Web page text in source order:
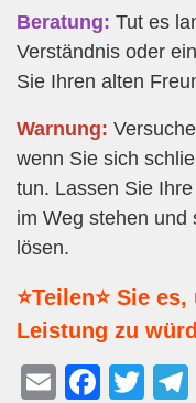
Beratung: Tut es
Verständnis oder
Sie Ihren alten
Warnung:
wenn Sie sich
tun. Lassen Sie
im Weg stehen und
lösen.
⭐Teilen⭐ Sie
Leistung zu
E
F
T